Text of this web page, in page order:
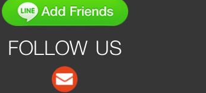
FOLLOW US